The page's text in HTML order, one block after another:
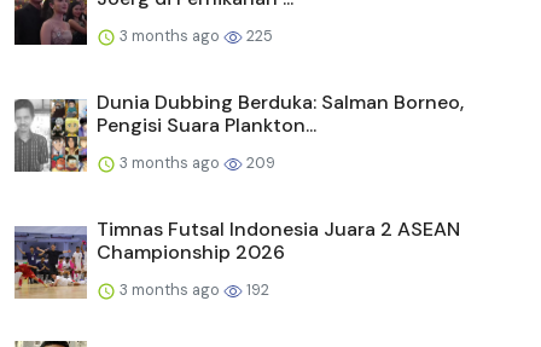
3 months ago 225
Dunia Dubbing Berduka: Salman Borneo,
Pengisi Suara Plankton...
3 months ago 209
Timnas Futsal Indonesia Juara 2 ASEAN
Championship 2026
3 months ago 192